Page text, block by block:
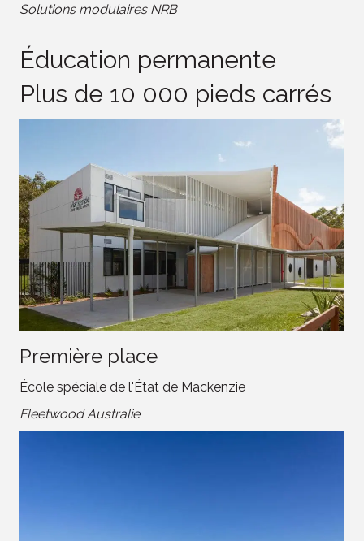
Solutions modulaires NRB
Éducation permanente
Plus de 10 000 pieds carrés
Première place
École spéciale de l'État de Mackenzie
Fleetwood Australie